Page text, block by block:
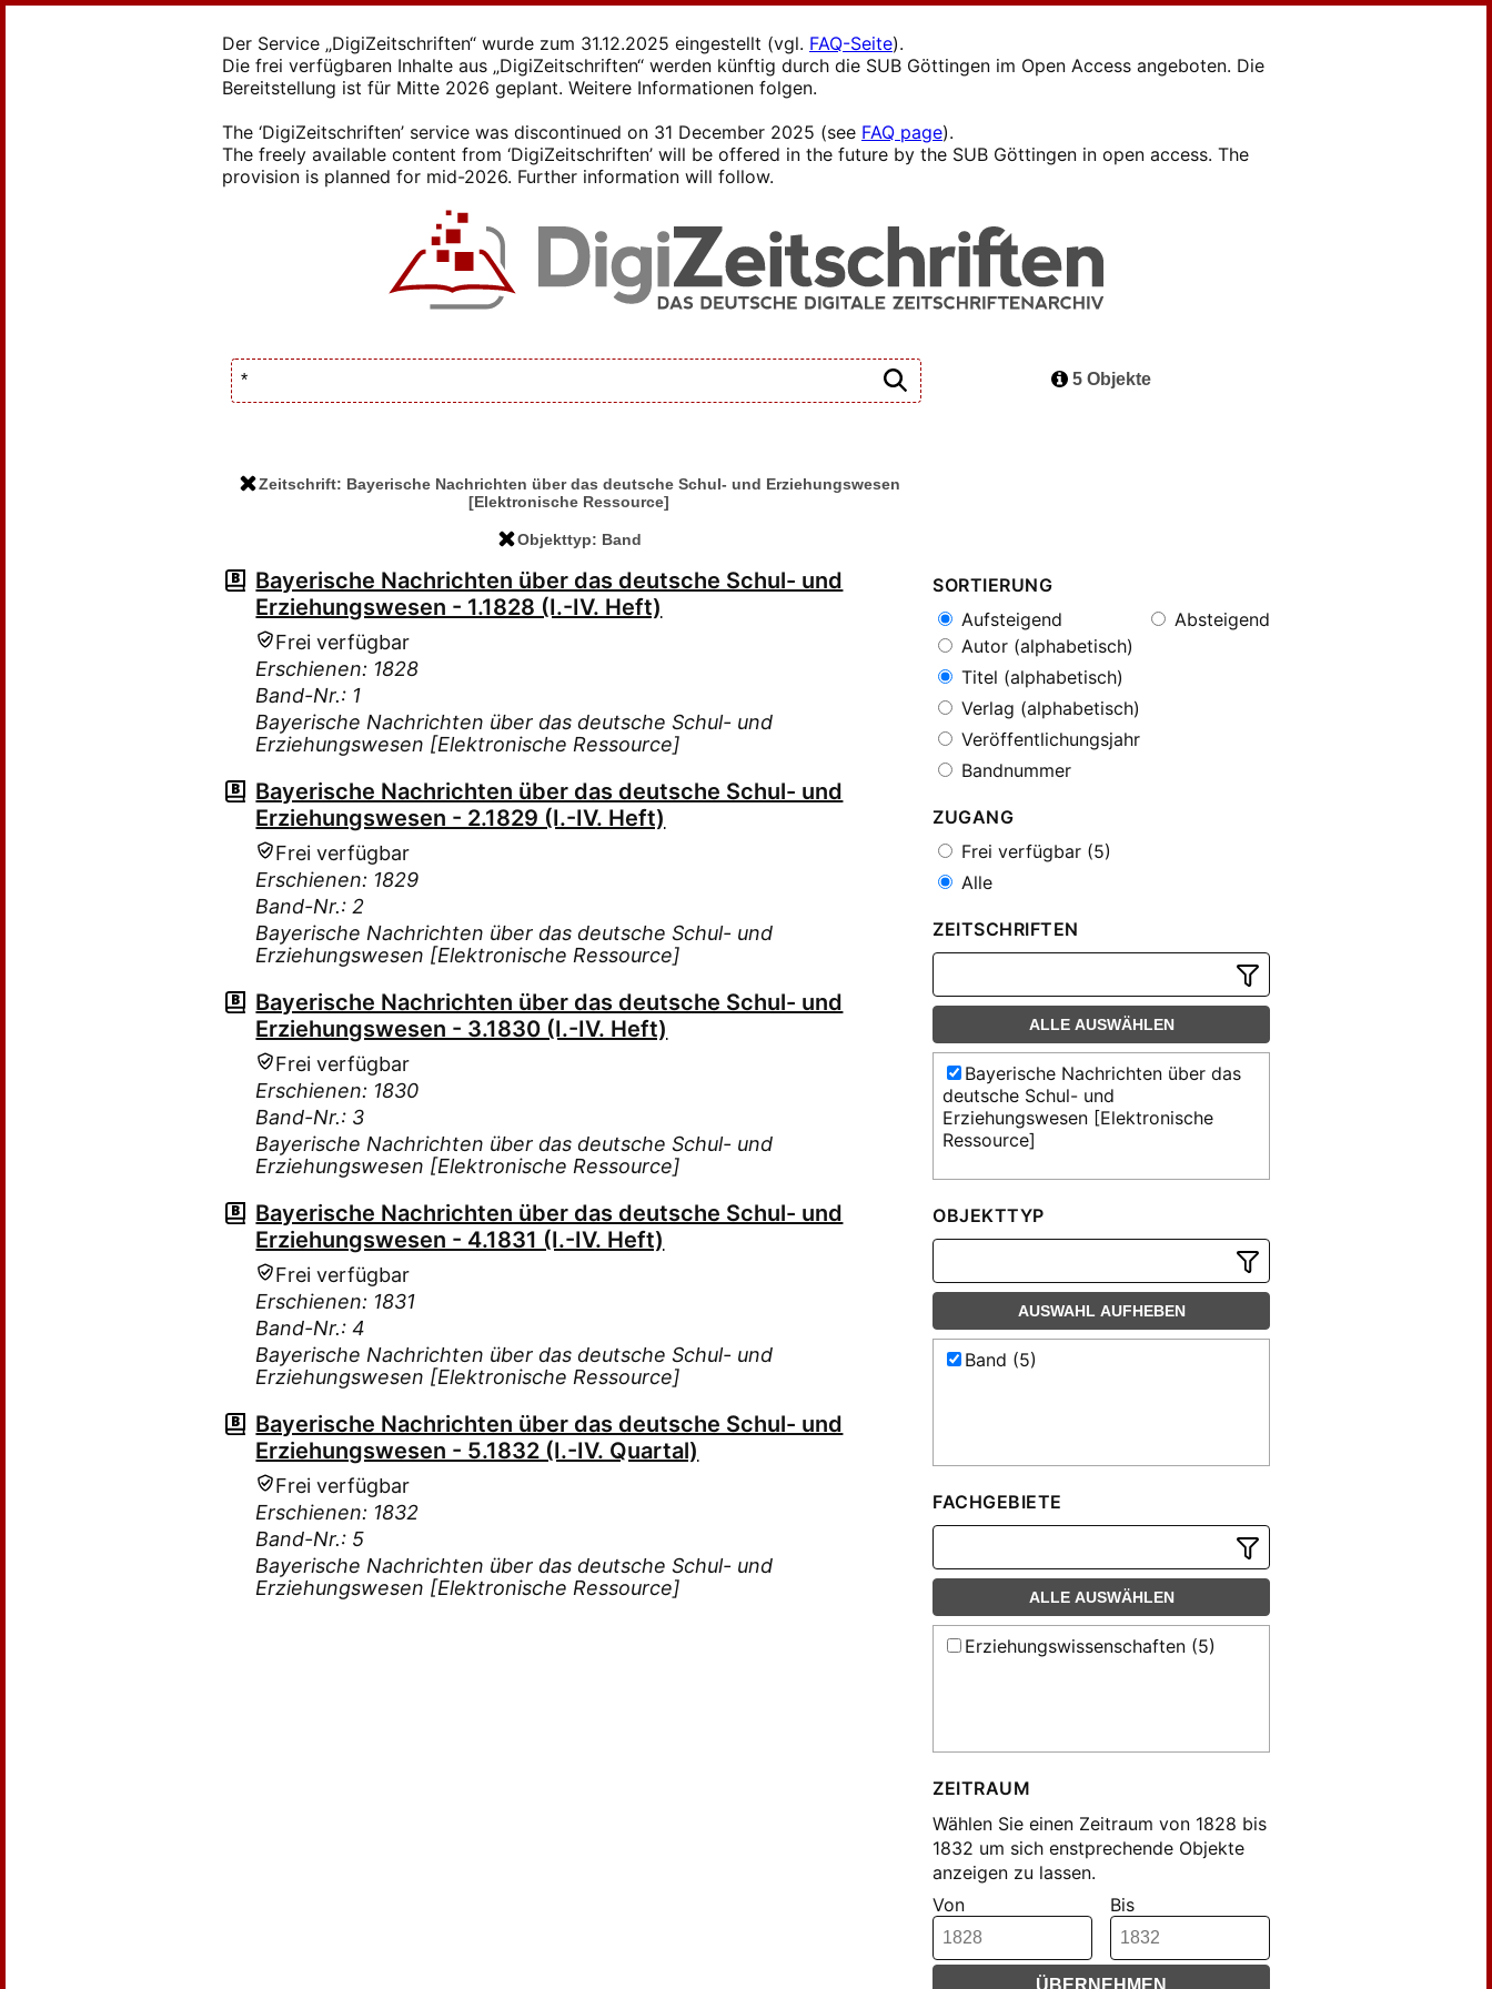
Der Service „DigiZeitschriften“ wurde zum 31.12.2025 eingestellt (vgl. FAQ-Seite).
Die frei verfügbaren Inhalte aus „DigiZeitschriften“ werden künftig durch die SUB Göttingen im Open Access angeboten. Die
Bereitstellung ist für Mitte 2026 geplant. Weitere Informationen folgen.
The ‘DigiZeitschriften’ service was discontinued on 31 December 2025 (see FAQ page).
The freely available content from ‘DigiZeitschriften’ will be offered in the future by the SUB Göttingen in open access. The
provision is planned for mid-2026. Further information will follow.
Zeitschrift: Bayerische Nachrichten über das deutsche Schul- und Erziehungswesen
[Elektronische Ressource]
Objekttyp: Band
5 Objekte
Bayerische Nachrichten über das deutsche Schul- und
Erziehungswesen - 1.1828 (I.-IV. Heft)
Frei verfügbar
Erschienen: 1828
Band-Nr.: 1
Bayerische Nachrichten über das deutsche Schul- und
Erziehungswesen [Elektronische Ressource]
Bayerische Nachrichten über das deutsche Schul- und
Erziehungswesen - 2.1829 (I.-IV. Heft)
Frei verfügbar
Erschienen: 1829
Band-Nr.: 2
Bayerische Nachrichten über das deutsche Schul- und
Erziehungswesen [Elektronische Ressource]
Bayerische Nachrichten über das deutsche Schul- und
Erziehungswesen - 3.1830 (I.-IV. Heft)
Frei verfügbar
Erschienen: 1830
Band-Nr.: 3
Bayerische Nachrichten über das deutsche Schul- und
Erziehungswesen [Elektronische Ressource]
Bayerische Nachrichten über das deutsche Schul- und
Erziehungswesen - 4.1831 (I.-IV. Heft)
Frei verfügbar
Erschienen: 1831
Band-Nr.: 4
Bayerische Nachrichten über das deutsche Schul- und
Erziehungswesen [Elektronische Ressource]
Bayerische Nachrichten über das deutsche Schul- und
Erziehungswesen - 5.1832 (I.-IV. Quartal)
Frei verfügbar
Erschienen: 1832
Band-Nr.: 5
Bayerische Nachrichten über das deutsche Schul- und
Erziehungswesen [Elektronische Ressource]
SORTIERUNG
Aufsteigend
Absteigend
Autor (alphabetisch)
Titel (alphabetisch)
Verlag (alphabetisch)
Veröffentlichungsjahr
Bandnummer
ZUGANG
Frei verfügbar (5)
Alle
ZEITSCHRIFTEN
ALLE AUSWÄHLEN
Bayerische Nachrichten über das
deutsche Schul- und
Erziehungswesen [Elektronische
Ressource]
OBJEKTTYP
AUSWAHL AUFHEBEN
Band (5)
FACHGEBIETE
ALLE AUSWÄHLEN
Erziehungswissenschaften (5)
ZEITRAUM
Wählen Sie einen Zeitraum von 1828 bis
1832 um sich enstprechende Objekte
anzeigen zu lassen.
Von
Bis
ÜBERNEHMEN